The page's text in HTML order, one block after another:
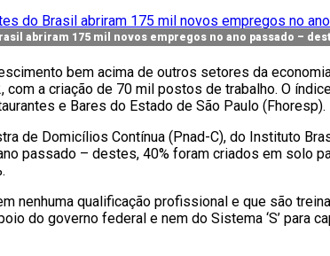
abriram 175 mil novos empregos no ano passado –
bem acima de outros setores da
a criação de 70 mil postos de trabalho. O
e Bares do Estado de São Paulo (Fhoresp).
de Domicílios Contínua (Pnad-C), do Instituto
passado – destes, 40% foram criados em solo
nenhuma qualificação profissional e que são
do governo federal e nem do Sistema ‘S’ para